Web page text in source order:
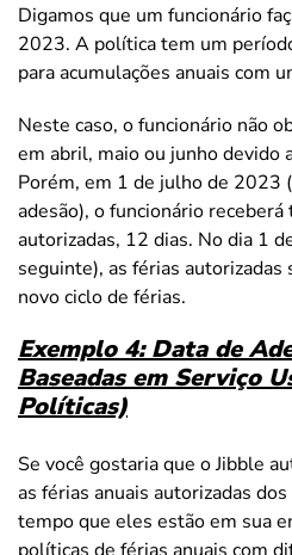
Digamos que um funcionário
2023. A política tem um
para acumulações anuais com
Neste caso, o funcionário não
em abril, maio ou junho devido
Porém, em 1 de julho de 2023
adesão), o funcionário receberá
autorizadas, 12 dias. No dia 1
seguinte), as férias autorizadas
novo ciclo de férias.
Exemplo 4: Data de
Baseadas em Serviço
Políticas)
Se você gostaria que o Jibble
as férias anuais autorizadas
tempo que eles estão em sua